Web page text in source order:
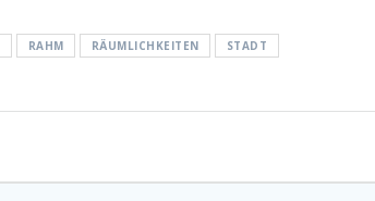
RAHM RÄUMLICHKEITEN STADT